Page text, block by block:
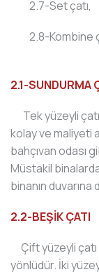
2.7-Set çatı,
2.8-Kombine
2.1-SUNDURMA
Tek yüzeyli
kolay ve maliyeti
bahçıvan odası
Müstakil
binanın
2.2-BEŞİK ÇATI
Çift yüzeyli çatı
yönlüdür. İki